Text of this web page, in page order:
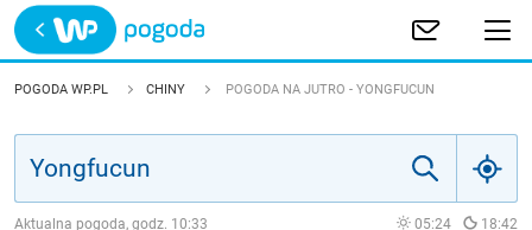
Trwa ładowanie
POLSKA
POGODA WP.PL CHINY POGODA NA JUTRO - YONGFUCUN
Aktualna pogoda, godz. 10:33 05:24 18:42